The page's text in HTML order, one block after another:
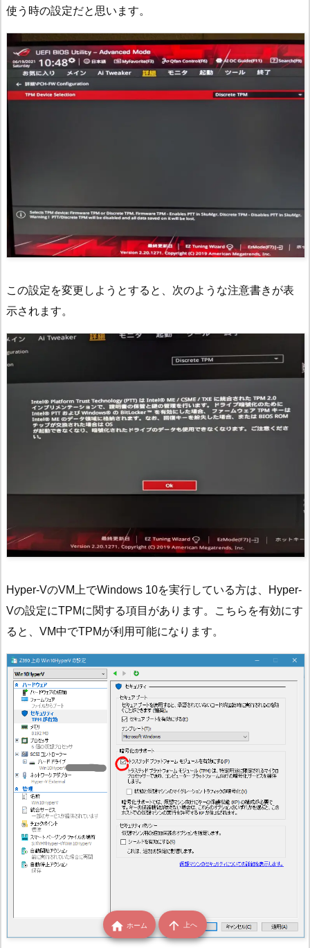
使う時の設定だと思います。
この設定を変更しようとすると、次のような注意書きが表
示されます。
Hyper-VのVM上でWindows 10を実行している方は、Hyper-
Vの設定にTPMに関する項目があります。こちらを有効にす
ると、VM中でTPMが利用可能になります。
 ホーム  上へ